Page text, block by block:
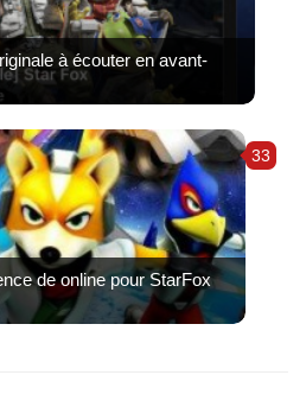
à écouter en avant-
33
de online pour StarFox